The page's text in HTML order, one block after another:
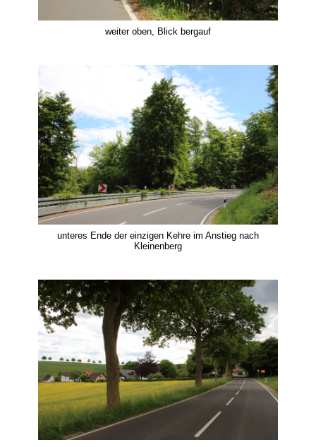
weiter oben, Blick bergauf
unteres Ende der einzigen Kehre im Anstieg nach
Kleinenberg